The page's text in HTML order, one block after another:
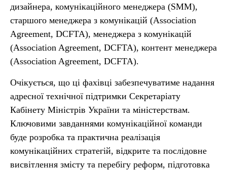
дизайнера, комунікаційного менеджера (SMM),
старшого менеджера з комунікацій (Association
Agreement, DCFTA), менеджера з комунікацій
(Association Agreement, DCFTA), контент менеджера
(Association Agreement, DCFTA).
Очікується, що ці фахівці забезпечуватиме надання
адресної технічної підтримки Секретаріату
Кабінету Міністрів України та міністерствам.
Ключовими завданнями комунікаційної команди
буде розробка та практична реалізація
комунікаційних стратегій, відкрите та послідовне
висвітлення змісту та перебігу реформ, підготовка